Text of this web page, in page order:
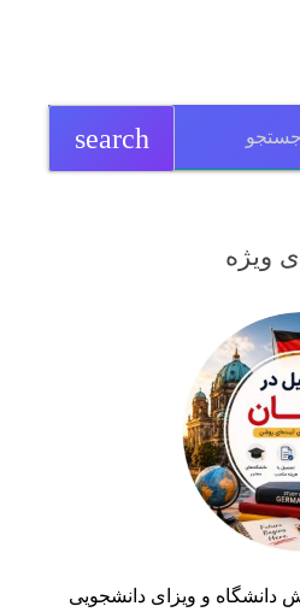
search
ویژه
دانشگاه و ویزای دانشجویی